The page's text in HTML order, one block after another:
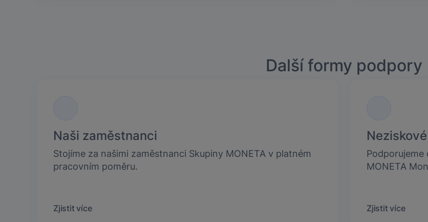
Další formy podpory
Naši zaměstnanci
Stojíme za našimi zaměstnanci Skupiny MONETA v platném
pracovním poměru.
Zjistit více
MONETA
Zjistit více